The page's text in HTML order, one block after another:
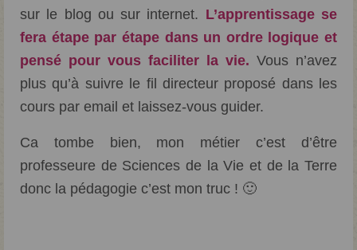
sur le blog ou sur internet. L’apprentissage se
fera étape par étape dans un ordre logique et
pensé pour vous faciliter la vie. Vous n’avez
plus qu’à suivre le fil directeur proposé dans les
cours par email et laissez-vous guider.
Ca tombe bien, mon métier c’est d’être
professeure de Sciences de la Vie et de la Terre
donc la pédagogie c’est mon truc ! 🙂